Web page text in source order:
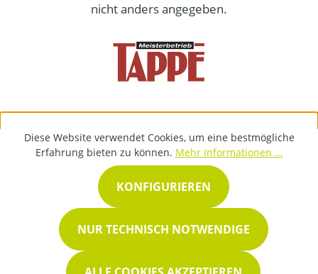
nicht anders angegeben.
Diese Website verwendet Cookies, um eine bestmögliche
Erfahrung bieten zu können. Mehr Informationen ...
NUR TECHNISCH NOTWENDIGE
KONFIGURIEREN